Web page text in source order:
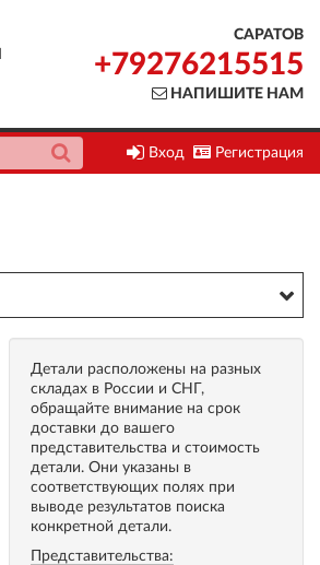
САРАТОВ
+79276215515
НАПИШИТЕ НАМ
Вход Регистрация
Детали расположены на разных
складах в России и СНГ,
обращайте внимание на срок
доставки до вашего
представительства и стоимость
детали. Они указаны в
соответствующих полях при
выводе результатов поиска
конкретной детали.
Представительства: